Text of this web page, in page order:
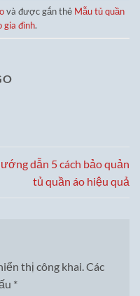
và được gắn thẻ Mẫu tủ quần
gia đình.
dẫn 5 cách bảo quản
tủ quần áo hiệu quả
thị công khai.Các
*